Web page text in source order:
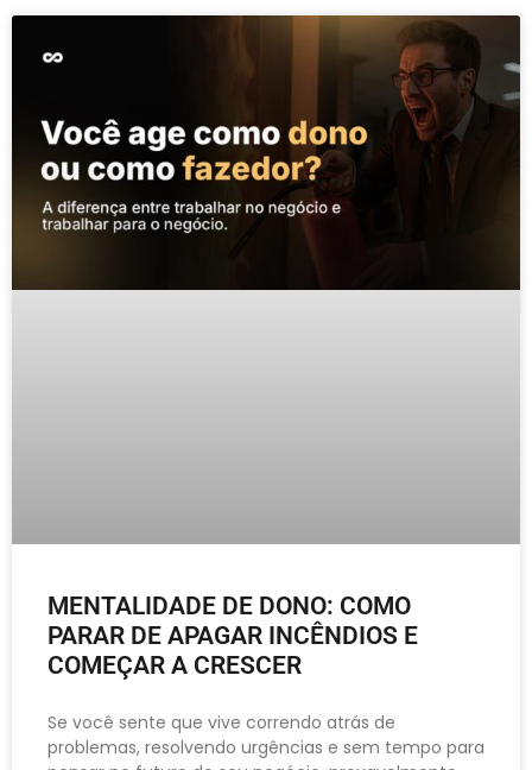
MENTALIDADE DE DONO: COMO
PARAR DE APAGAR INCÊNDIOS E
COMEÇAR A CRESCER
Se você sente que vive correndo atrás de
problemas, resolvendo urgências e sem tempo para